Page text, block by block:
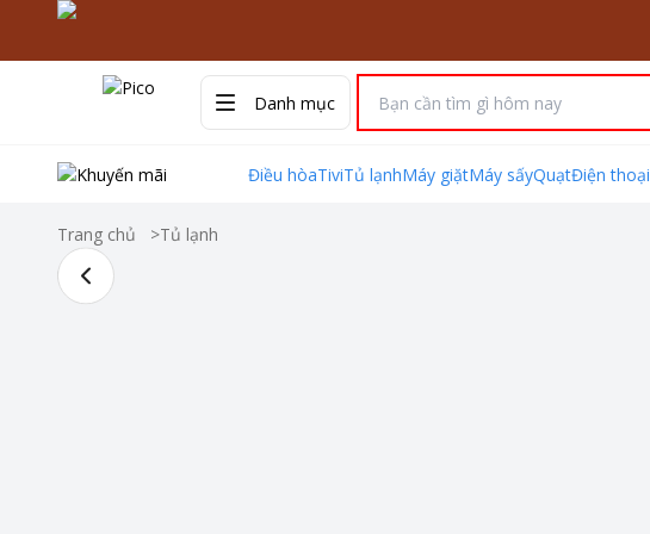
Danh mục
Điều hòaTiviTủ lạnhMáy giặtMáy sấyQuạtĐiện thoại
Trang chủ >Tủ lạnh